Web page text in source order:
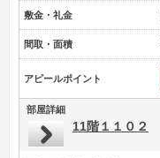
敷金・礼金
間取・面積
アピールポイント
部屋詳細
11階１１０２